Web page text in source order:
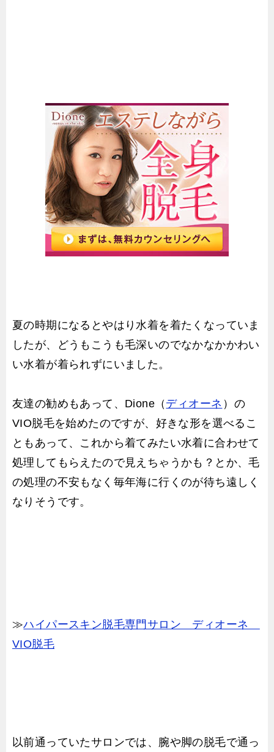
夏の時期になるとやはり水着を着たくなっていま
したが、どうもこうも毛深いのでなかなかかわい
い水着が着られずにいました。
友達の勧めもあって、Dione（ ディオーネ ）の
VIO脱毛を始めたのですが、好きな形を選べるこ
ともあって、これから着てみたい水着に合わせて
処理してもらえたので見えちゃうかも？とか、毛
の処理の不安もなく毎年海に行くのが待ち遠しく
なりそうです。
≫ハイパースキン脱毛専門サロン ディオーネ
VIO脱毛
以前通っていたサロンでは、腕や脚の脱毛で通っ